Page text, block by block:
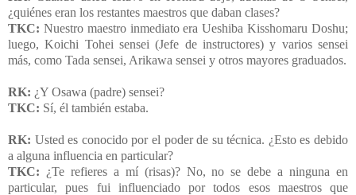
¿quiénes eran los restantes maestros que daban clases?
TKC: Nuestro maestro inmediato era Ueshiba Kisshomaru Doshu;
luego, Koichi Tohei sensei (Jefe de instructores) y varios sensei
más, como Tada sensei, Arikawa sensei y otros mayores graduados.
RK: ¿Y Osawa (padre) sensei?
TKC: Sí, él también estaba.
RK: Usted es conocido por el poder de su técnica. ¿Esto es debido
a alguna influencia en particular?
TKC: ¿Te refieres a mí (risas)? No, no se debe a ninguna en
particular, pues fui influenciado por todos esos maestros que